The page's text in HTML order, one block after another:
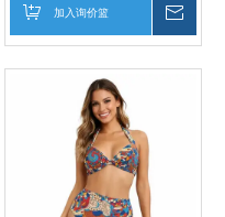
加入询价篮